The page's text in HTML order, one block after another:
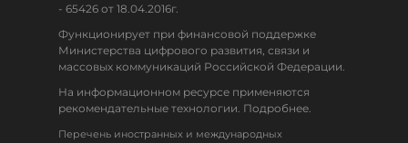
- 65426 от 18.04.2016г.
Функционирует при финансовой поддержке
Министерства цифрового развития, связи и
массовых коммуникаций Российской Федерации.
На информационном ресурсе применяются
рекомендательные технологии. Подробнее.
Перечень иностранных и международных